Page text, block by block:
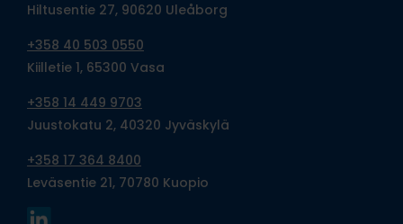
Hiltusentie 27, 90620 Uleåborg
+358 40 503 0550
Kiilletie 1, 65300 Vasa
+358 14 449 9703
Juustokatu 2, 40320 Jyväskylä
+358 17 364 8400
Leväsentie 21, 70780 Kuopio